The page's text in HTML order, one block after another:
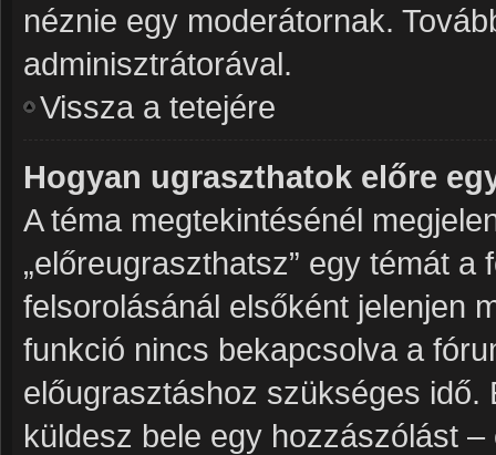
néznie egy moderátornak.
adminisztrátorával.
Vissza a tetejére
Hogyan ugraszthatok előre
A téma megtekintésénél
„előreugraszthatsz” egy témát
felsorolásánál elsőként jelenjen
funkció nincs bekapcsolva a
előugrasztáshoz szükséges
küldesz bele egy hozzászólást